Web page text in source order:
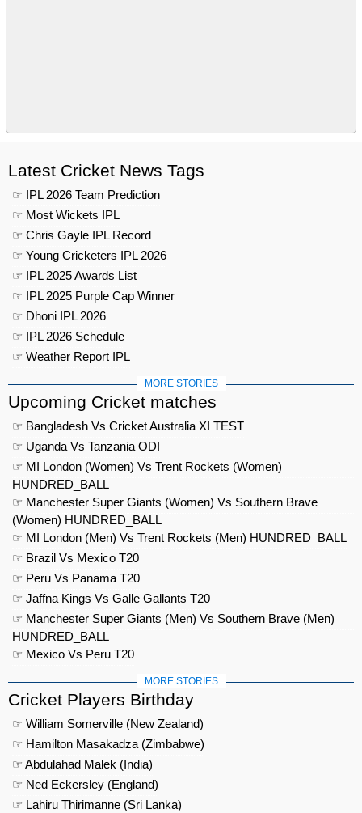
Latest Cricket News Tags
☞ IPL 2026 Team Prediction
☞ Most Wickets IPL
☞ Chris Gayle IPL Record
☞ Young Cricketers IPL 2026
☞ IPL 2025 Awards List
☞ IPL 2025 Purple Cap Winner
☞ Dhoni IPL 2026
☞ IPL 2026 Schedule
☞ Weather Report IPL
MORE STORIES
Upcoming Cricket matches
☞ Bangladesh Vs Cricket Australia XI TEST
☞ Uganda Vs Tanzania ODI
☞ MI London (Women) Vs Trent Rockets (Women)
HUNDRED_BALL
☞ Manchester Super Giants (Women) Vs Southern Brave
(Women) HUNDRED_BALL
☞ MI London (Men) Vs Trent Rockets (Men) HUNDRED_BALL
☞ Brazil Vs Mexico T20
☞ Peru Vs Panama T20
☞ Jaffna Kings Vs Galle Gallants T20
☞ Manchester Super Giants (Men) Vs Southern Brave (Men)
HUNDRED_BALL
☞ Mexico Vs Peru T20
MORE STORIES
Cricket Players Birthday
☞ William Somerville (New Zealand)
☞ Hamilton Masakadza (Zimbabwe)
☞ Abdulahad Malek (India)
☞ Ned Eckersley (England)
☞ Lahiru Thirimanne (Sri Lanka)